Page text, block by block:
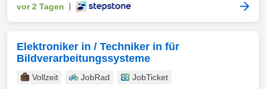
vor 2 Tagen
Elektroniker in / Techniker in für
Bildverarbeitungssysteme
Vollzeit JobRad
JobTicket